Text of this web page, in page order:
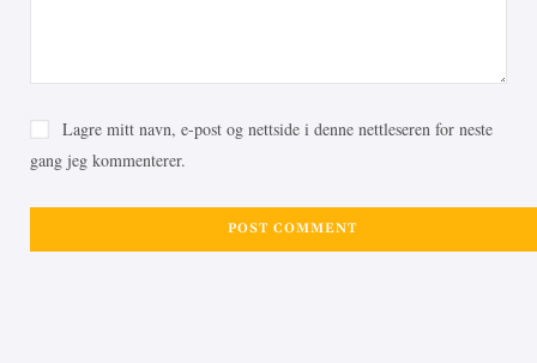
Lagre mitt navn, e-post og nettside i denne nettleseren for neste
gang jeg kommenterer.